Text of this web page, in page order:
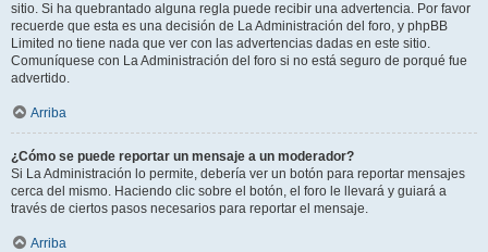
sitio. Si ha quebrantado alguna regla puede recibir una advertencia. Por favor
recuerde que esta es una decisión de La Administración del foro, y phpBB
Limited no tiene nada que ver con las advertencias dadas en este sitio.
Comuníquese con La Administración del foro si no está seguro de porqué fue
advertido.
Arriba
¿Cómo se puede reportar un mensaje a un moderador?
Si La Administración lo permite, debería ver un botón para reportar mensajes
cerca del mismo. Haciendo clic sobre el botón, el foro le llevará y guiará a
través de ciertos pasos necesarios para reportar el mensaje.
Arriba